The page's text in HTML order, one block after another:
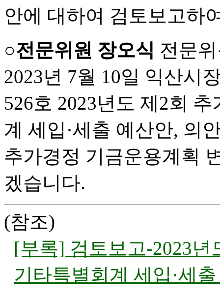
안에 대하여 검토보고하
○전문위원 장오식 전문
2023년 7월 10일 익산시
526호 2023년도 제2회
계 세입·세출 예산안, 의
추가경정 기금운용계획
겠습니다.
(참조)
[부록] 검토보고-2023
기타특별회계 세입·세